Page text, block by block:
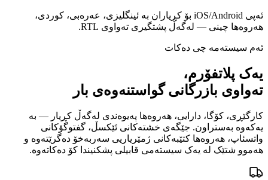
ئەپی iOS/Android بۆ کڕیاران بە ئینگلیزی، عەرەبی، کوردی،
هەروەها چینی — لەگەڵ پشتگیری تەواوی RTL.
ئەم سیستەمە چی دەکات
یەک پلاتفۆرم،
تەواوی بازرگانی گواستنەوەی بار
کارگێڕی، کۆگا، دارایی، هەروەها پەیوەندی لەگەڵ کڕیار — بە
یەکەوە بەستراون. جێگەی خشتەکانی ئێکسڵ، گفتوگۆکانی
واتسئاپ، هەروەها کتێبەکانی ژمێریاریی سەربەخۆ دەگرێتەوە و
هەموو شتێک لە یەک سیستەمی قابیلی پشکنیندا کۆ دەکاتەوە.